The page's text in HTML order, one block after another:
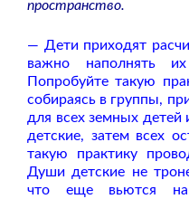
пространство.
— Дети приходят
важно наполнять
Попробуйте такую
собираясь в группы,
для всех земных детей
детские, затем всех
такую практику
Души детские не
что еще вьются